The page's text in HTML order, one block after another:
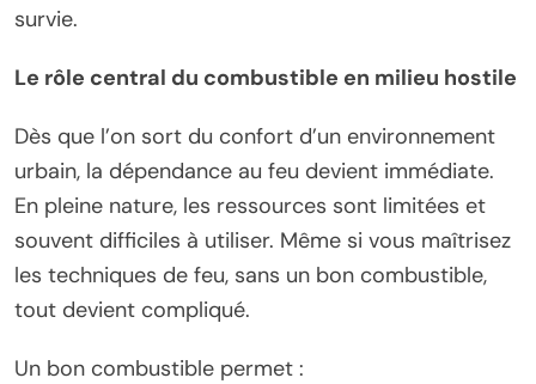
survie.
Le rôle central du combustible en milieu hostile
Dès que l’on sort du confort d’un environnement
urbain, la dépendance au feu devient immédiate.
En pleine nature, les ressources sont limitées et
souvent difficiles à utiliser. Même si vous maîtrisez
les techniques de feu, sans un bon combustible,
tout devient compliqué.
Un bon combustible permet :